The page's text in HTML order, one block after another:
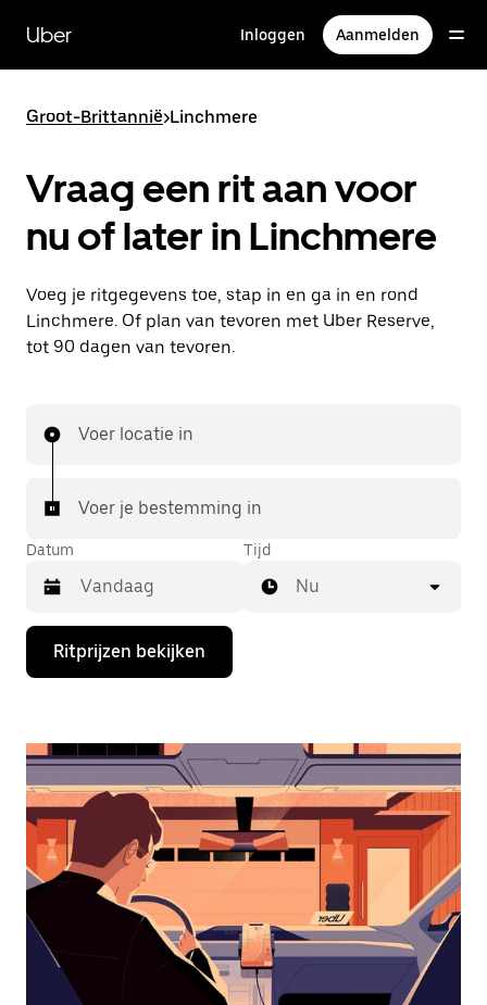
naar
hoofdinhoud
Uber Inloggen Aanmelden
Groot-Brittannië>Linchmere
Vraag een rit aan voor
nu of later in Linchmere
Voeg je ritgegevens toe, stap in en ga in en rond
Linchmere. Of plan van tevoren met Uber Reserve,
tot 90 dagen van tevoren.
Voer locatie in
Voer je bestemming in
Datum
Druk
de
de
te
openen
een
datum
te
selecteren.
Druk
Escape
Tijd
Nu
Ritprijzen bekijken